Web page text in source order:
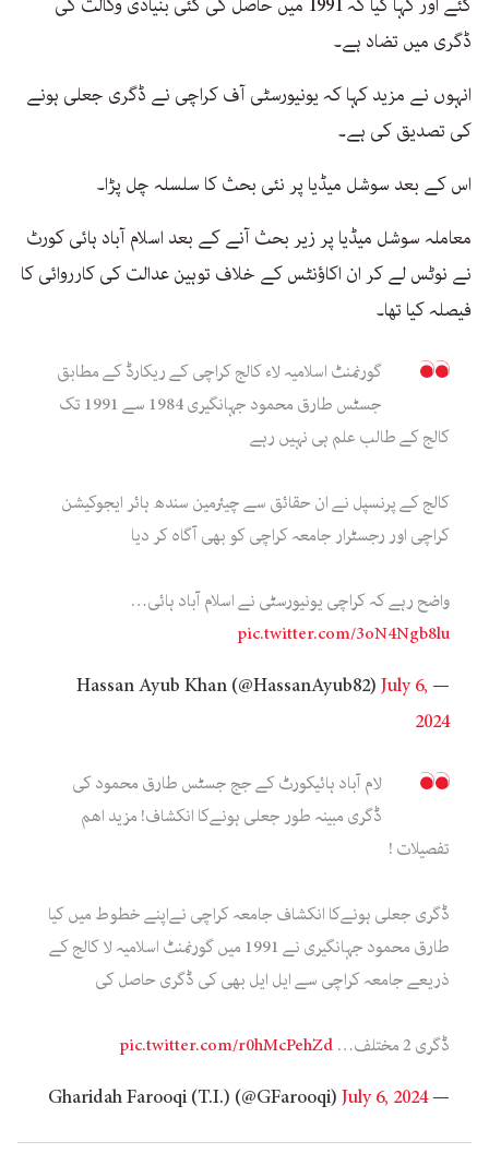
ڈگری میں تضاد ہے۔
انہوں نے مزید کہا کہ یونیورسٹی آف کراچی نے ڈگری جعلی ہونے
کی تصدیق کی ہے۔
اس کے بعد سوشل میڈیا پر نئی بحث کا سلسلہ چل پڑا۔
معاملہ سوشل میڈیا پر زیر بحث آنے کے بعد اسلام آباد ہائی کورٹ
نے نوٹس لے کر ان اکاؤنٹس کے خلاف توہین عدالت کی کارروائی کا
فیصلہ کیا تھا۔
گورنمنٹ اسلامیہ لاء کالج کراچی کے ریکارڈ کے مطابق
جسٹس طارق محمود جہانگیری 1984 سے 1991 تک
کالج کے طالب علم ہی نہیں رہے
کالج کے پرنسپل نے ان حقائق سے چیئرمین سندھ ہائر ایجوکیشن
کراچی اور رجسٹرار جامعہ کراچی کو بھی آگاہ کر دیا
واضح رہے کہ کراچی یونیورسٹی نے اسلام آباد ہائی…
pic.twitter.com/3oN4Ngb8lu
— Hassan Ayub Khan (@HassanAyub82)
July 6,
2024
لام آباد ہائیکورٹ کے جج جسٹس طارق محمود کی
ڈگری مبینہ طور جعلی ہونےکا انکشاف! مزید اھم
تفصیلات !
ڈگری جعلی ہونےکا انکشاف جامعہ کراچی نےاپنے خطوط میں کیا
طارق محمود جہانگیری نے 1991 میں گورنمنٹ اسلامیہ لا کالج کے
ذریعے جامعہ کراچی سے ایل ایل بھی کی ڈگری حاصل کی
ڈگری 2 مختلف… pic.twitter.com/r0hMcPehZd
— Gharidah Farooqi (T.I.) (@GFarooqi)
July 6, 2024